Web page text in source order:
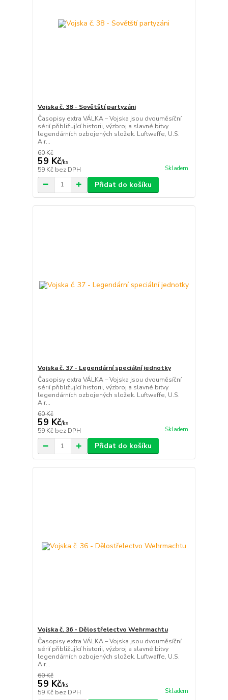
Vojska č. 38 - Sovětští partyzáni
Časopisy extra VÁLKA – Vojska jsou dvouměsíční
sérií přibližující historii, výzbroj a slavné bitvy
legendárních ozbojených složek. Luftwaffe, U.S.
Air...
60 Kč
59 Kč/ks
59 Kč bez DPH Skladem
Přidat do košíku
Vojska č. 37 - Legendární speciální jednotky
Časopisy extra VÁLKA – Vojska jsou dvouměsíční
sérií přibližující historii, výzbroj a slavné bitvy
legendárních ozbojených složek. Luftwaffe, U.S.
Air...
60 Kč
59 Kč/ks
59 Kč bez DPH Skladem
Přidat do košíku
Vojska č. 36 - Dělostřelectvo Wehrmachtu
Časopisy extra VÁLKA – Vojska jsou dvouměsíční
sérií přibližující historii, výzbroj a slavné bitvy
legendárních ozbojených složek. Luftwaffe, U.S.
Air...
60 Kč
59 Kč/ks
59 Kč bez DPH Skladem